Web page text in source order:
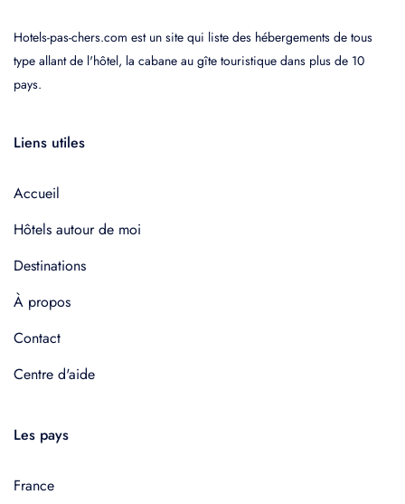
Hotels-pas-chers.com est un site qui liste des hébergements de tous
type allant de l'hôtel, la cabane au gîte touristique dans plus de 10
pays.
Liens utiles
Accueil
Hôtels autour de moi
Destinations
À propos
Contact
Centre d'aide
Les pays
France